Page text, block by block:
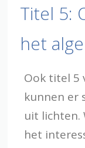
Titel 5:
het
Ook titel 5
kunnen er
uit lichten.
het